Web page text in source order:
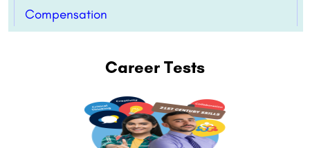
Compensation
Career Tests